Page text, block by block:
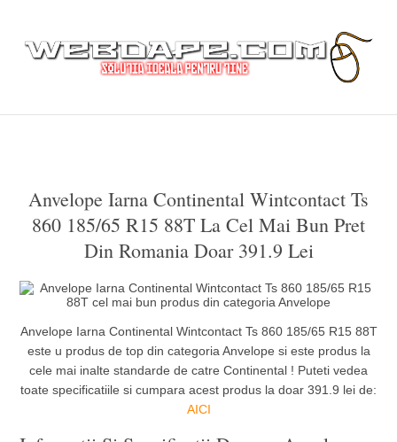
Anvelope Iarna Continental Wintcontact Ts
860 185/65 R15 88T La Cel Mai Bun Pret
Din Romania Doar 391.9 Lei
Anvelope Iarna Continental Wintcontact Ts 860 185/65 R15 88T
este u produs de top din categoria Anvelope si este produs la
cele mai inalte standarde de catre Continental ! Puteti vedea
toate specificatiile si cumpara acest produs la doar 391.9 lei de:
AICI